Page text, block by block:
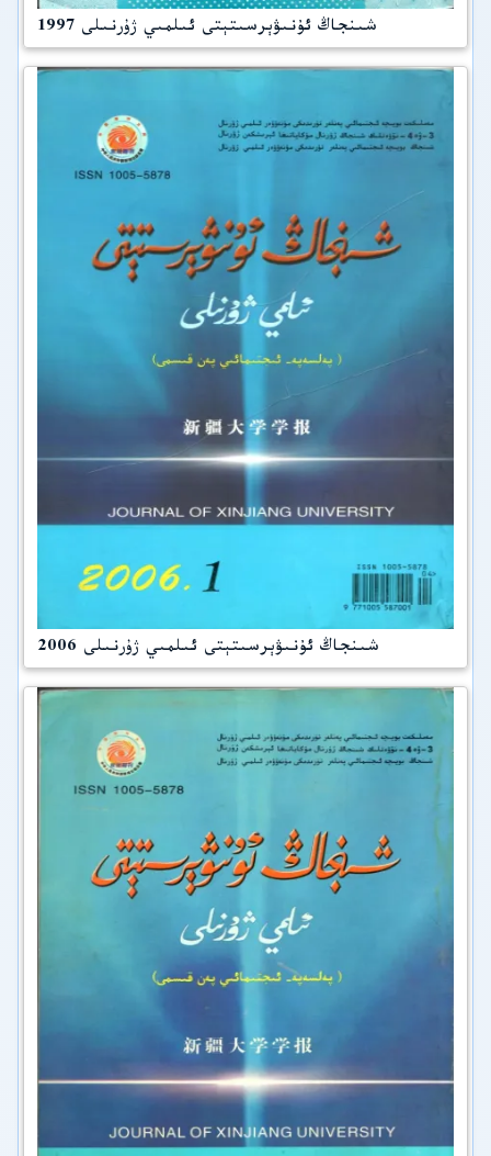
شىنجاڭ ئۇنىۋېرسىتېتى ئىلمىي ژۇرنىلى 1997
شىنجاڭ ئۇنىۋېرسىتېتى ئىلمىي ژۇرنىلى 2006